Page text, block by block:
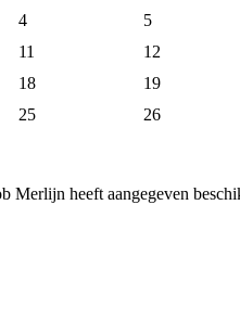
4
5
11
12
18
19
25
26
Merlijn heeft aangegeven